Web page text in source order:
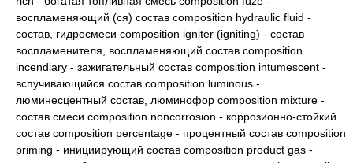
воспламеняющий (ся) состав composition hydraulic fluid -
состав, гидросмеси composition igniter (igniting) - состав
воспламенителя, воспламеняющий состав composition
incendiary - зажигательный состав composition intumescent -
вспучивающийся состав composition luminous -
люминесцентный состав, люминофор composition mixture -
состав смеси composition noncorrosion - коррозионно-стойкий
состав composition percentage - процентный состав composition
priming - инициирующий состав composition product gas -